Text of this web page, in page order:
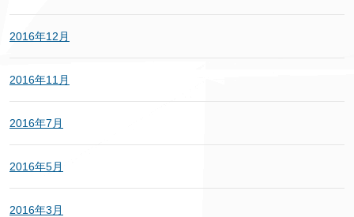
2016年12月
2016年11月
2016年7月
2016年5月
2016年3月